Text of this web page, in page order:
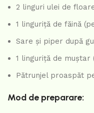
2 linguri ulei de
1 linguriță de făină
Sare și piper după
1 linguriță de muștar
Pătrunjel proaspăt
Mod de preparare: